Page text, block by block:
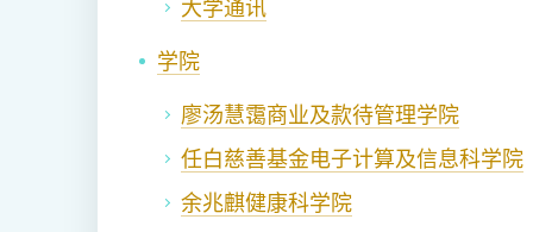
大学通讯
学院
廖汤慧霭商业及款待管理学院
任白慈善基金电子计算及信息科学院
余兆麒健康科学院